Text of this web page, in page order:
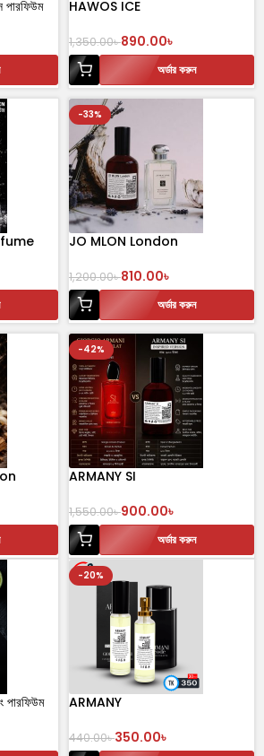
HAWOS ICE
1,350.00৳890.00৳
অর্ডার করুন
-33%
JO MLON London
1,200.00৳810.00৳
অর্ডার করুন
-42%
ARMANY SI
1,550.00৳900.00৳
অর্ডার করুন
-20%
ARMANY
440.00৳350.00৳